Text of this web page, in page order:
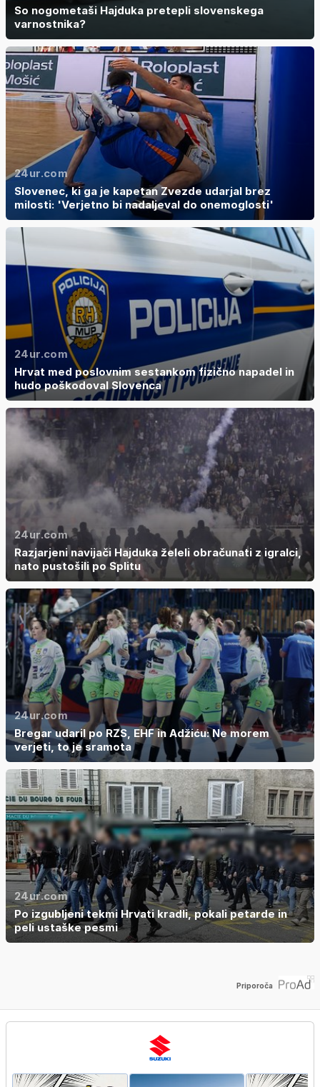
So nogometaši Hajduka pretepli slovenskega
varnostnika?
24ur.com
Slovenec, ki ga je kapetan Zvezde udarjal brez
milosti: 'Verjetno bi nadaljeval do onemoglosti'
24ur.com
Hrvat med poslovnim sestankom fizično napadel in
hudo poškodoval Slovenca
24ur.com
Razjarjeni navijači Hajduka želeli obračunati z igralci,
nato pustošili po Splitu
24ur.com
Bregar udaril po RZS, EHF in Adžiću: Ne morem
verjeti, to je sramota
24ur.com
Po izgubljeni tekmi Hrvati kradli, pokali petarde in
peli ustaške pesmi
Priporoča